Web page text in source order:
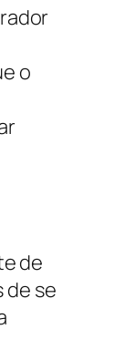
o
de
de se